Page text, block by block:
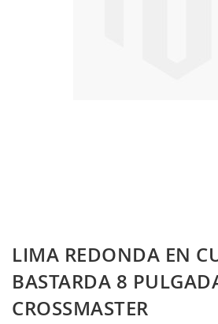
Skip
to
the
beginning
of
the
LIMA REDONDA EN
BASTARDA 8
CROSSMASTER